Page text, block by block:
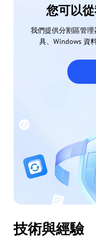
您可以
我們提供分割區管理
具、Windows 資
技術與經驗